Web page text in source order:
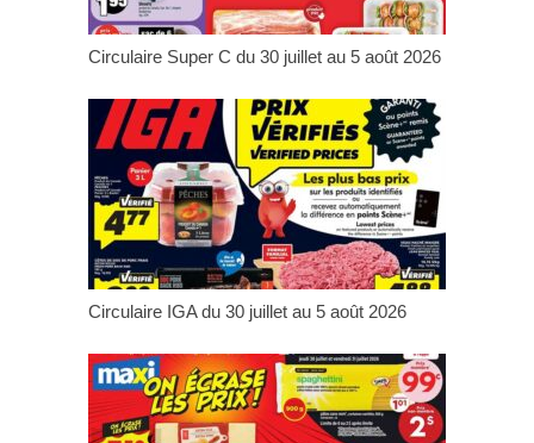
Circulaire Super C du 30 juillet au 5 août 2026
Circulaire IGA du 30 juillet au 5 août 2026